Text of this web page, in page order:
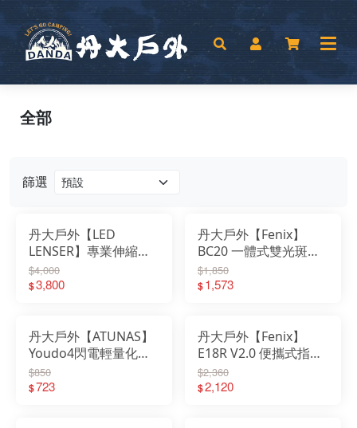
篩選
丹大戶外【LED
LENSER】專業伸縮調
焦充電型頭燈 黑/灰
MH7│燈具│頭燈│LED
$4,000
$3,800
丹大戶外【Fenix】
BC20 一體式雙光斑自
行車燈│登山│露營│釣
魚│照明│燈具│照明燈
$1,850
$1,573
丹大戶外【ATUNAS】
Youdo4閃電輕量化防
水頭燈 A1LICC03 沙色
｜頭燈｜燈具｜手電筒
$850
$723
丹大戶外【Fenix】
E18R V2.0 便攜式指尖
手電筒│露營│登山│照
明│手電筒│高亮度│不
$2,360
$2,120
全部